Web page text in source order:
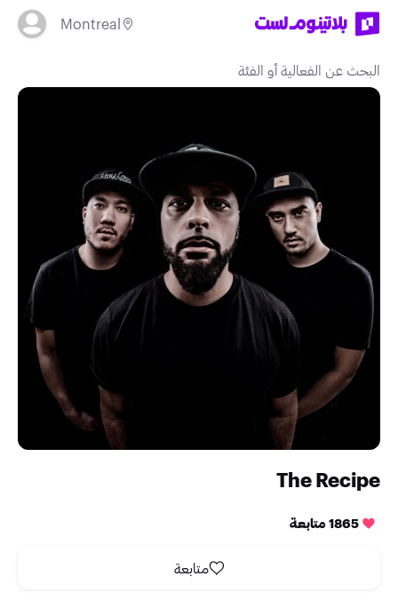
Montreal
The Recipe
متابعة